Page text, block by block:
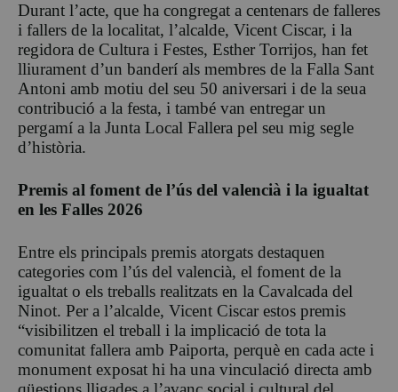
Durant l’acte, que ha congregat a centenars de falleres
i fallers de la localitat, l’alcalde, Vicent Ciscar, i la
regidora de Cultura i Festes, Esther Torrijos, han fet
lliurament d’un banderí als membres de la Falla Sant
Antoni amb motiu del seu 50 aniversari i de la seua
contribució a la festa, i també van entregar un
pergamí a la Junta Local Fallera pel seu mig segle
d’història.
Premis al foment de l’ús del valencià i la igualtat
en les Falles 2026
Entre els principals premis atorgats destaquen
categories com l’ús del valencià, el foment de la
igualtat o els treballs realitzats en la Cavalcada del
Ninot. Per a l’alcalde, Vicent Ciscar estos premis
“visibilitzen el treball i la implicació de tota la
comunitat fallera amb Paiporta, perquè en cada acte i
monument exposat hi ha una vinculació directa amb